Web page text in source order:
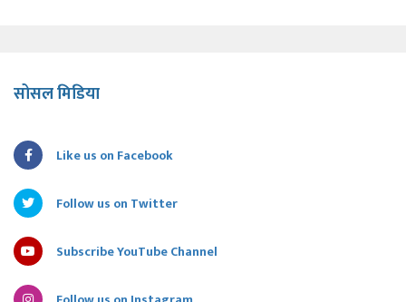
सोसल मिडिया
Like us on Facebook
Follow us on Twitter
Subscribe YouTube Channel